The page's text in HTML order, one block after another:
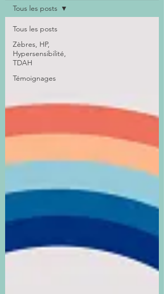
Tous les posts
Zèbres, HP,
Hypersensibilité,
TDAH
Témoignages
Tous les posts